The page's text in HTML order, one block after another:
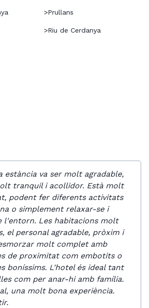
>Prullans
>Riu de Cerdanya
estància va ser molt agradable,
tranquil i acollidor. Està molt
podent fer diferents activitats
o simplement relaxar-se i
l'entorn. Les habitacions molt
el personal agradable, pròxim i
molt complet amb
de proximitat com embotits o
boníssims. L'hotel és ideal tant
com per anar-hi amb família.
una molt bona experiència.